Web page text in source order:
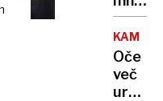
kod
cenah
prihaja
v
na
za
družbo
KAMNIK
Oče
več
ur